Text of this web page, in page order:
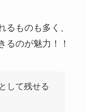
るものも多く、
るのが魅力！！
して残せる